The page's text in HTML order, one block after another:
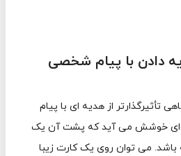
دادن با پیام شخصی
تأثیرگذارتر از هدیه ای با پیام
ای خوشش می آید که پشت آن یک
می توان روی یک کارت زیبا